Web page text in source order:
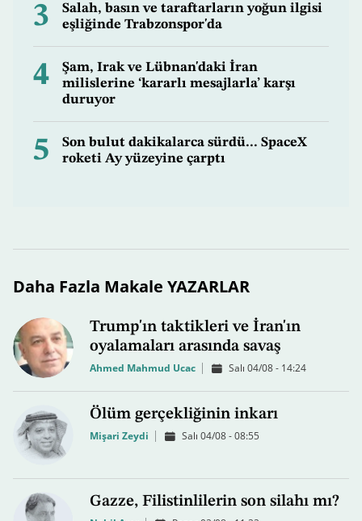
3
Salah, basın ve taraftarların yoğun ilgisi
eşliğinde Trabzonspor'da
4
Şam, Irak ve Lübnan'daki İran
milislerine ‘kararlı mesajlarla’ karşı
duruyor
5
Son bulut dakikalarca sürdü... SpaceX
roketi Ay yüzeyine çarptı
Daha Fazla Makale YAZARLAR
Trump'ın taktikleri ve İran'ın
oyalamaları arasında savaş
Ahmed Mahmud Ucac Salı 04/08 - 14:24
Ölüm gerçekliğinin inkarı
Mişari Zeydi Salı 04/08 - 08:55
Gazze, Filistinlilerin son silahı mı?